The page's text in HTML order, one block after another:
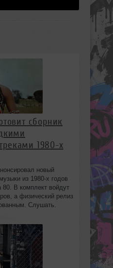
сборник
1980-х
новый
из 1980-х годов
80. В комплект войдут
а физический релиз
Слушать.